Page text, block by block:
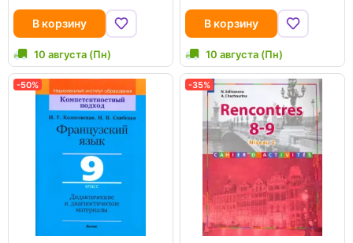
В корзину
10 августа (Пн)
В корзину
10 августа (Пн)
-50% -35%